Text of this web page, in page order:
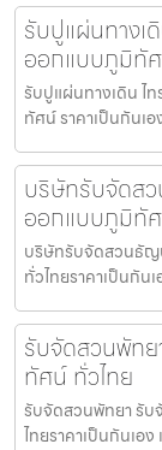
รับปูแผ่นทางเ
ออกแบบภูมิทั
รับปูแผ่นทางเดิน
ทัศน์ ราคาเป็นกันเ
บริษัทรับจัดส
ออกแบบภูมิทั
บริษัทรับจัดสวนธั
ทั่วไทยราคาเป็นกั
รับจัดสวนพัท
ทัศน์ ทั่วไทย
รับจัดสวนพัทยา รั
ไทยราคาเป็นกันเอ